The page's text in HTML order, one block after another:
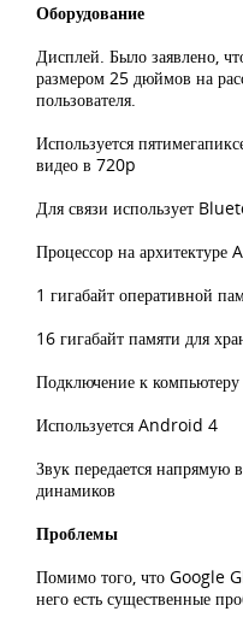
Оборудование
Дисплей. Было заявлено,
размером 25 дюймов на
пользователя.
Используется
видео в 720p
Для связи использует
Процессор на
1 гигабайт оперативной
16 гигабайт памяти для
Подключение к
Используется Android 4
Звук передается напрямую
динамиков
Проблемы
Помимо того, что Google
него есть существенные